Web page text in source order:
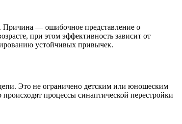
Причина — ошибочное представление о
при этом эффективность зависит от
устойчивых привычек.
Это не ограничено детским или юношеским
процессы синаптической перестройки